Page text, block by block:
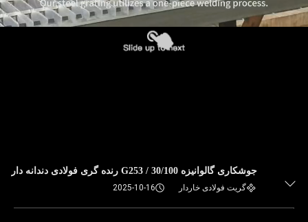
جوشکاری گالوانیزه G253 / 30/100 رنده گری فولادی دندانه دار
گریت فولادی خاردار 2025-10-16